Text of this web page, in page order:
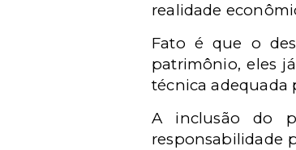
realidade
Fato é que o
patrimônio, eles
técnica adequada
A inclusão do
responsabilidade